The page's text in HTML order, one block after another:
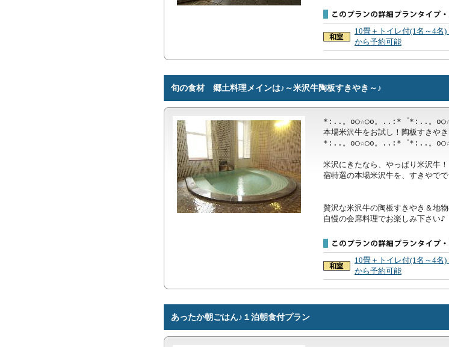
10畳＋トイレ付(1名～4名)
から予約可能
旬の食材 郷土料理メインは♪～米沢牛陶板すきやき～♪
*:..。o○☆○o。..:*゜*:..。
本場米沢牛をお試し！陶板すきや
*:..。o○☆○o。..:*゜*:..。
米沢にきたなら、やっぱり米沢牛！
宿特選の本場米沢牛を、すきやで
贅沢な米沢牛の陶板すきやき＆地
自慢の会席料理でお楽しみ下さい♪
10畳＋トイレ付(1名～4名)
から予約可能
あったか朝ごはん♪１泊朝食付プラン